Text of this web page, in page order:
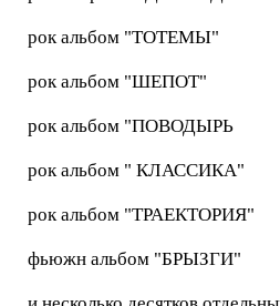
рок альбом "ТОТЕМЫ"
рок альбом "ШЕПОТ"
рок альбом "ПОВОДЫРЬ
рок альбом " КЛАССИКА"
рок альбом "ТРАЕКТОРИЯ"
фьюжн альбом "БРЫЗГИ"